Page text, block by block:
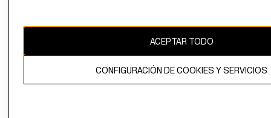
El contenido de esta página web está protegido por copyright y es
ACEPTAR TODO
CONFIGURACIÓN DE COOKIES Y SERVICIOS